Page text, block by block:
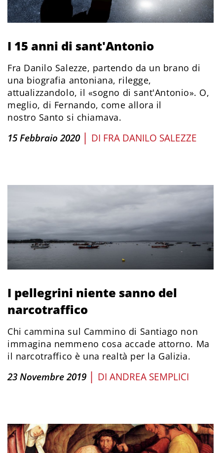
I 15 anni di sant'Antonio
Fra Danilo Salezze, partendo da un brano di
una biografia antoniana, rilegge,
attualizzandolo, il «sogno di sant'Antonio». O,
meglio, di Fernando, come allora il
nostro Santo si chiamava.
15 Febbraio 2020 | DI FRA DANILO SALEZZE
I pellegrini niente sanno del
narcotraffico
Chi cammina sul Cammino di Santiago non
immagina nemmeno cosa accade attorno. Ma
il narcotraffico è una realtà per la Galizia.
23 Novembre 2019 | DI ANDREA SEMPLICI